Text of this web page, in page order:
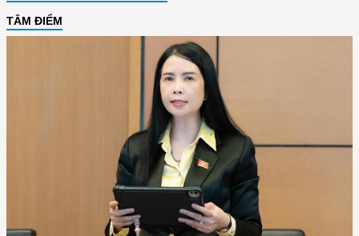
TÂM ĐIỂM